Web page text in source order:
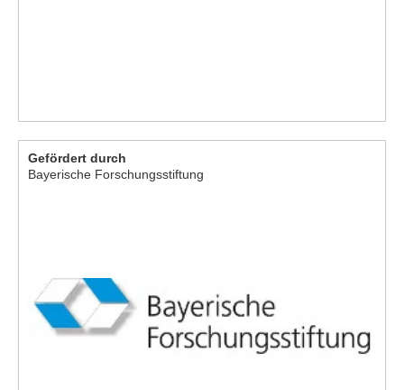
Gefördert durch
Bayerische Forschungsstiftung